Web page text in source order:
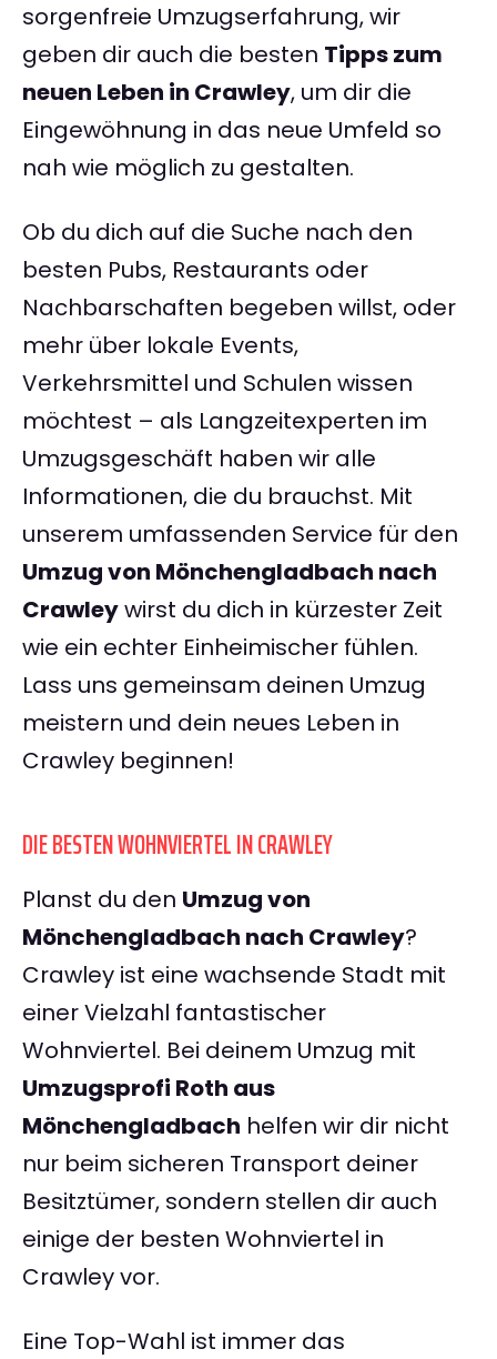
sorgenfreie Umzugserfahrung, wir
geben dir auch die besten Tipps zum
neuen Leben in Crawley, um dir die
Eingewöhnung in das neue Umfeld so
nah wie möglich zu gestalten.
Ob du dich auf die Suche nach den
besten Pubs, Restaurants oder
Nachbarschaften begeben willst, oder
mehr über lokale Events,
Verkehrsmittel und Schulen wissen
möchtest – als Langzeitexperten im
Umzugsgeschäft haben wir alle
Informationen, die du brauchst. Mit
unserem umfassenden Service für den
Umzug von Mönchengladbach nach
Crawleywirst du dich in kürzester Zeit
wie ein echter Einheimischer fühlen.
Lass uns gemeinsam deinen Umzug
meistern und dein neues Leben in
Crawley beginnen!
DIE BESTEN WOHNVIERTEL IN CRAWLEY
Planst du den Umzug von
Mönchengladbach nach Crawley?
Crawley ist eine wachsende Stadt mit
einer Vielzahl fantastischer
Wohnviertel. Bei deinem Umzug mit
Umzugsprofi Roth aus
Mönchengladbach helfen wir dir nicht
nur beim sicheren Transport deiner
Besitztümer, sondern stellen dir auch
einige der besten Wohnviertel in
Crawley vor.
Eine Top-Wahl ist immer das